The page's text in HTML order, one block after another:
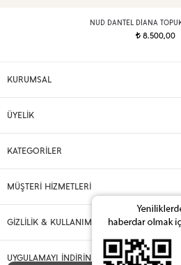
NUD DANTEL DIANA
t8.500,00
KURUMSAL
ÜYELİK
KATEGORİLER
MÜŞTERİ HİZMETLERİ
GİZLİLİK & KULLANIM
UYGULAMAYI İNDİRİN